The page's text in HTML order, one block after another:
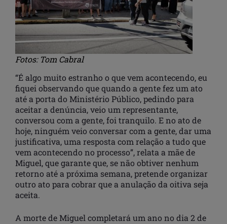
Fotos: Tom Cabral
“É algo muito estranho o que vem acontecendo, eu
fiquei observando que quando a gente fez um ato
até a porta do Ministério Público, pedindo para
aceitar a denúncia, veio um representante,
conversou com a gente, foi tranquilo. E no ato de
hoje, ninguém veio conversar com a gente, dar uma
justificativa, uma resposta com relação a tudo que
vem acontecendo no processo”, relata a mãe de
Miguel, que garante que, se não obtiver nenhum
retorno até a próxima semana, pretende organizar
outro ato para cobrar que a anulação da oitiva seja
aceita.
A morte de Miguel completará um ano no dia 2 de